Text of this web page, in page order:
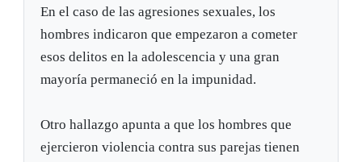
En el caso de las agresiones sexuales, los
hombres indicaron que empezaron a cometer
esos delitos en la adolescencia y una gran
mayoría permaneció en la impunidad.
Otro hallazgo apunta a que los hombres que
ejercieron violencia contra sus parejas tienen